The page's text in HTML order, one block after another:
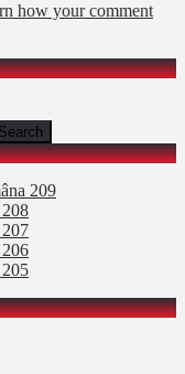
how your comment
209